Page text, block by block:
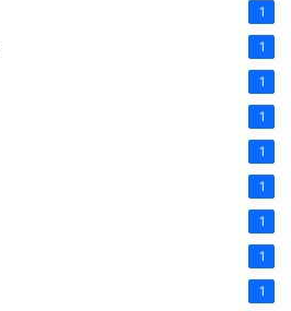
1
1
1
1
1
1
1
1
1